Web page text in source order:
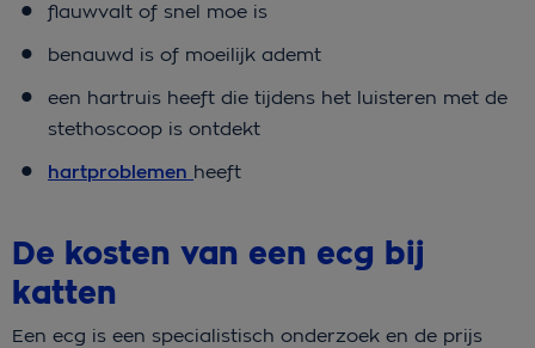
flauwvalt of snel moe is
benauwd is of moeilijk ademt
een hartruis heeft die tijdens het luisteren met de
stethoscoop is ontdekt
hartproblemen heeft
De kosten van een ecg bij
katten
Een ecg is een specialistisch onderzoek en de prijs